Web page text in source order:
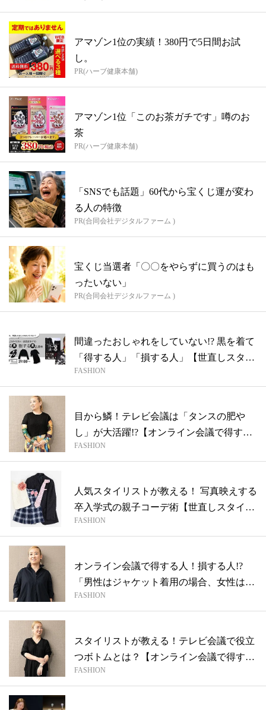
アマゾン1位の実績！380円で5日間お試
し。
PR(ハーブ健康本舗)
アマゾン1位「このお茶ガチです」噂のお
茶
PR(ハーブ健康本舗)
「SNSでも話題」60代から宝くじ運が変わ
る人の特徴
PR(合同会社デジタルファーム )
宝くじ当選者「〇〇をやらずに買うのはも
ったいない」
PR(合同会社デジタルファーム )
間違ったおしゃれをしていない!? 黒を着て
「得する人」「損する人」【世直しスタ
イ...
FASHION
目から鱗！テレビ会議は「タンスの肥や
し」が大活躍!?【オンライン会議で得する
人 ...
FASHION
人気スタイリストが教える！ 写真映えする
卒入学式の親子コーデ術【世直しスタイリ
ス...
FASHION
オンライン会議で得する人！損する人!?
「男性はジャケット着用の場合、女性は何
を着...
FASHION
スタイリストが教える！テレビ会議で役立
つボトムとは？【オンライン会議で得する
人 ...
FASHION